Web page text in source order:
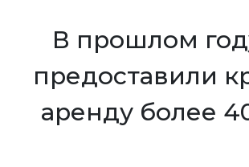
В прошлом
предоставили
аренду более